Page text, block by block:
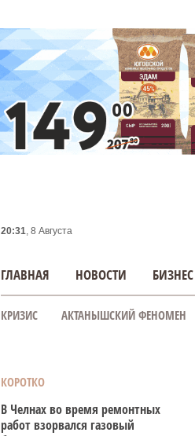
20:31, 8 Августа
ГЛАВНАЯ НОВОСТИ БИЗНЕС
КРИЗИС АКТАНЫШСКИЙ ФЕНОМЕН
КОРОТКО
В Челнах во время ремонтных
работ взорвался газовый